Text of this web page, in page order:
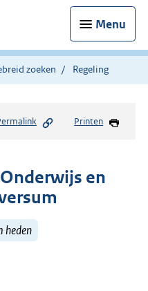
Menu
zoeken Regeling
Printen
en
heden